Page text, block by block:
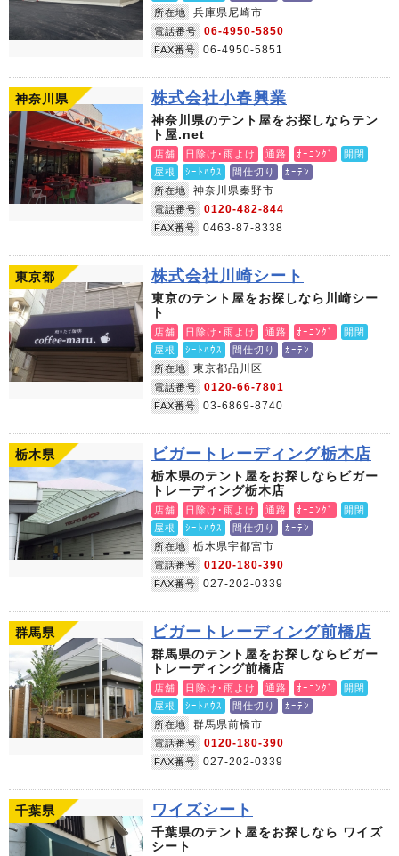
所在地
兵庫県尼崎市
電話番号 06-4950-5850
FAX番号 06-4950-5851
神奈川県 株式会社小春興業
神奈川県のテント屋をお探しならテン
ト屋.net
店舗 日除け･雨よけ 通路 ｵｰﾆﾝｸﾞ
開閉
屋根
ｼｰﾄﾊｳｽ 間仕切り
ｶｰﾃﾝ
所在地
神奈川県秦野市
電話番号 0120-482-844
FAX番号 0463-87-8338
東京都 株式会社川崎シート
東京のテント屋をお探しなら川崎シー
ト
店舗 日除け･雨よけ 通路 ｵｰﾆﾝｸﾞ
開閉
屋根
ｼｰﾄﾊｳｽ 間仕切り
ｶｰﾃﾝ
所在地
東京都品川区
電話番号 0120-66-7801
FAX番号 03-6869-8740
栃木県 ビガートレーディング栃木店
栃木県のテント屋をお探しならビガー
トレーディング栃木店
店舗 日除け･雨よけ 通路 ｵｰﾆﾝｸﾞ
開閉
屋根
ｼｰﾄﾊｳｽ 間仕切り
ｶｰﾃﾝ
所在地
栃木県宇都宮市
電話番号 0120-180-390
FAX番号 027-202-0339
群馬県 ビガートレーディング前橋店
群馬県のテント屋をお探しならビガー
トレーディング前橋店
店舗 日除け･雨よけ 通路 ｵｰﾆﾝｸﾞ
開閉
屋根
ｼｰﾄﾊｳｽ 間仕切り
ｶｰﾃﾝ
所在地
群馬県前橋市
電話番号 0120-180-390
FAX番号 027-202-0339
千葉県 ワイズシート
千葉県のテント屋をお探しなら ワイズ
シート